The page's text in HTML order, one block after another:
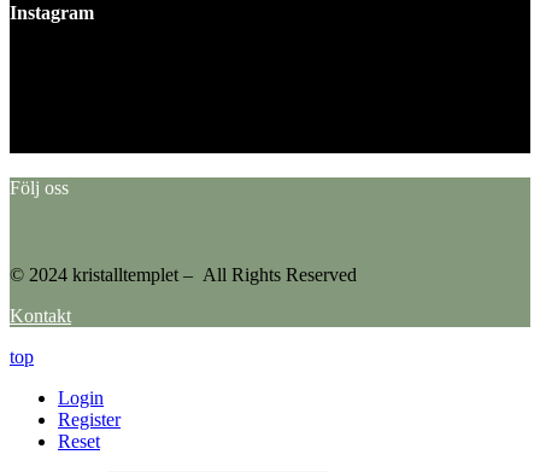
Instagram
Följ oss
© 2024 kristalltemplet – All Rights Reserved
Kontakt
top
Login
Register
Reset